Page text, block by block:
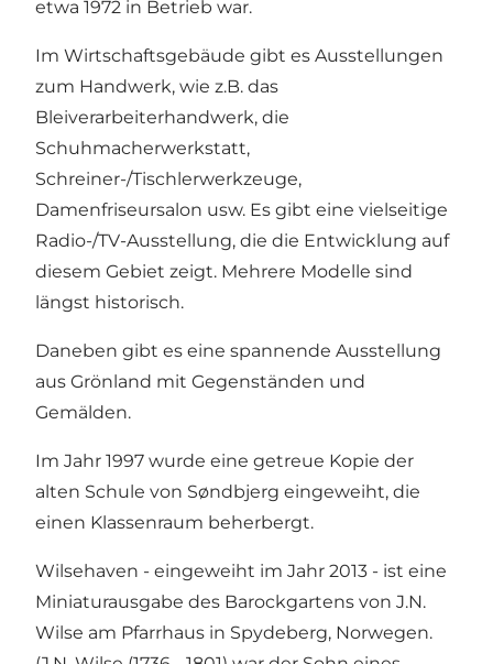
etwa 1972 in Betrieb war.
Im Wirtschaftsgebäude gibt es Ausstellungen
zum Handwerk, wie z.B. das
Bleiverarbeiterhandwerk, die
Schuhmacherwerkstatt,
Schreiner-/Tischlerwerkzeuge,
Damenfriseursalon usw. Es gibt eine vielseitige
Radio-/TV-Ausstellung, die die Entwicklung auf
diesem Gebiet zeigt. Mehrere Modelle sind
längst historisch.
Daneben gibt es eine spannende Ausstellung
aus Grönland mit Gegenständen und
Gemälden.
Im Jahr 1997 wurde eine getreue Kopie der
alten Schule von Søndbjerg eingeweiht, die
einen Klassenraum beherbergt.
Wilsehaven - eingeweiht im Jahr 2013 - ist eine
Miniaturausgabe des Barockgartens von J.N.
Wilse am Pfarrhaus in Spydeberg, Norwegen.